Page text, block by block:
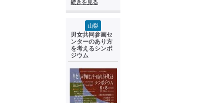
続きを見る
山梨
男女共同参画セ
ンターのあり方
を考えるシンポ
ジウム